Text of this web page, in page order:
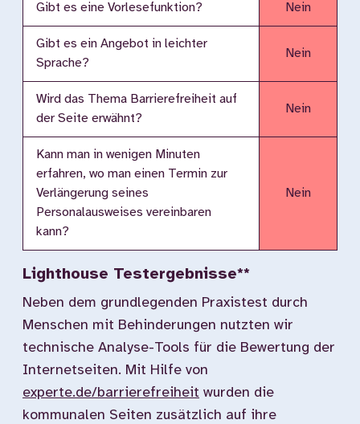
Gibt es eine Vorlesefunktion? Nein
Gibt es ein Angebot in leichter
Sprache?
Nein
Wird das Thema Barrierefreiheit auf
der Seite erwähnt?
Nein
Kann man in wenigen Minuten
erfahren, wo man einen Termin zur
Verlängerung seines
Personalausweises vereinbaren
kann?
Nein
Lighthouse Testergebnisse**
Neben dem grundlegenden Praxistest durch
Menschen mit Behinderungen nutzten wir
technische Analyse-Tools für die Bewertung der
Internetseiten. Mit Hilfe von
experte.de/barrierefreiheit wurden die
kommunalen Seiten zusätzlich auf ihre